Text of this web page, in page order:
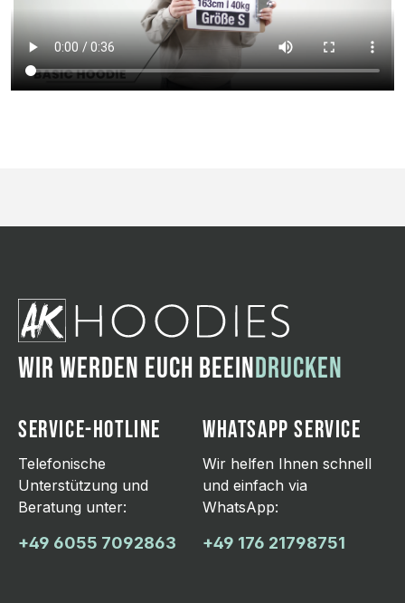
WIR WERDEN EUCH BEEINDRUCKEN
SERVICE-HOTLINE
Telefonische
Unterstützung und
Beratung unter:
+49 6055 7092863
WHATSAPP SERVICE
Wir helfen Ihnen schnell
und einfach via
WhatsApp:
+49 176 21798751